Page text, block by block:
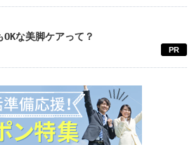
な美脚ケアって？
PR